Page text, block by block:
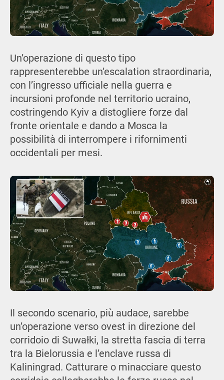
Un’operazione di questo tipo
rappresenterebbe un’escalation straordinaria,
con l’ingresso ufficiale nella guerra e
incursioni profonde nel territorio ucraino,
costringendo Kyiv a distogliere forze dal
fronte orientale e dando a Mosca la
possibilità di interrompere i rifornimenti
occidentali per mesi.
Il secondo scenario, più audace, sarebbe
un’operazione verso ovest in direzione del
corridoio di Suwałki, la stretta fascia di terra
tra la Bielorussia e l’enclave russa di
Kaliningrad. Catturare o minacciare questo